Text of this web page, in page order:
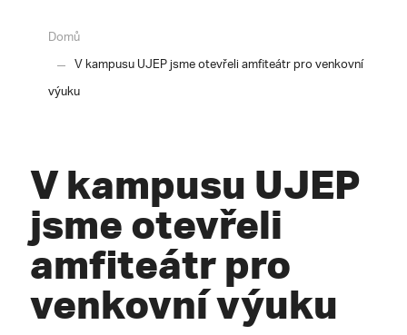
Domů
V kampusu UJEP jsme otevřeli amfiteátr pro venkovní
výuku
V kampusu UJEP
jsme otevřeli
amfiteátr pro
venkovní výuku